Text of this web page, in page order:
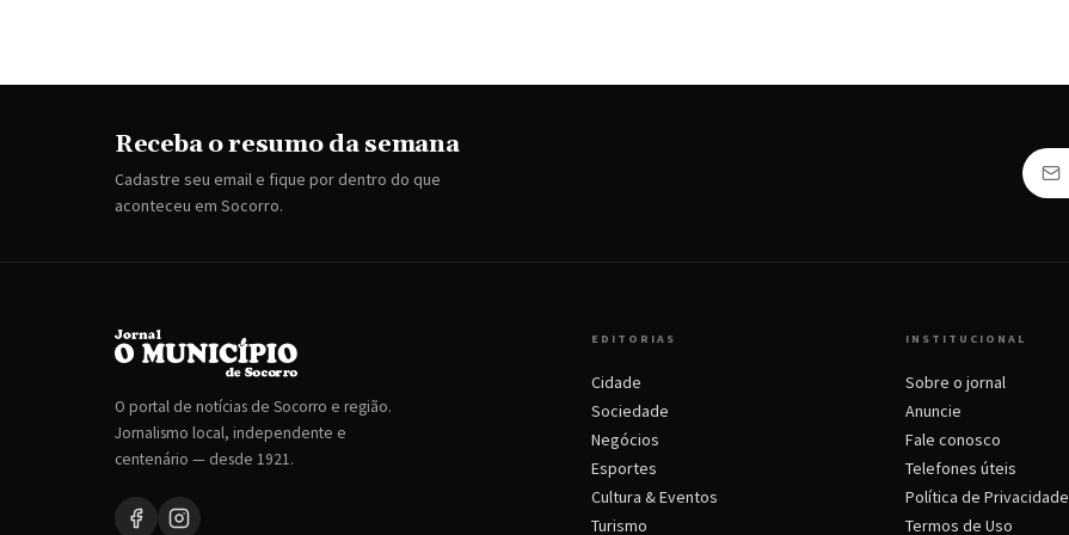
Receba o resumo da semana
Cadastre seu email e fique por dentro do que
aconteceu em Socorro.
O portal de notícias de Socorro e região.
Jornalismo local, independente e
centenário — desde 1921.
EDITORIAS
Cidade
Sociedade
Negócios
Esportes
Cultura & Eventos
Turismo
INSTITUCIONAL
Sobre o jornal
Anuncie
Fale conosco
Telefones úteis
Política de Privacidade
Termos de Uso